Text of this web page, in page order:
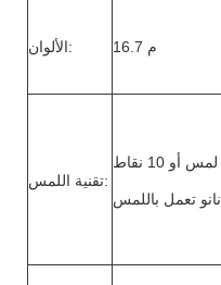
الألوان: 16.7 م
تقنية اللمس:
لا يوجد لمس أو 10 نقاط
نانو تعمل باللمس